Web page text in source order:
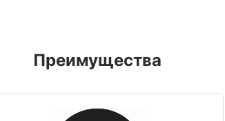
Преимущества